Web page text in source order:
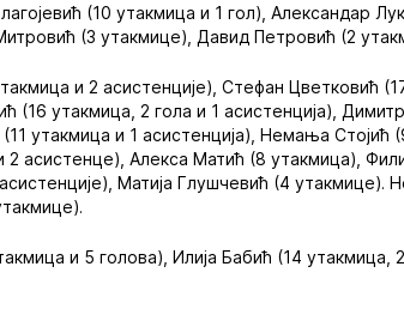
(10 утакмица и 1 гол), Александар
(3 утакмице), Давид Петровић (2
и 2 асистенције), Стефан Цветковић
(16 утакмица, 2 гола и 1 асистенција),
утакмица и 1 асистенција), Немања Стојић
2 асистенце), Алекса Матић (8 утакмица),
Матија Глушчевић (4
и 5 голова), Илија Бабић (14 утакмица,